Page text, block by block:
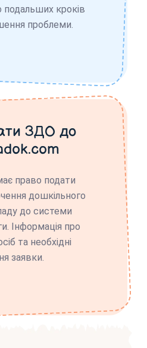
подальших кроків
проблеми.
ЗДО до
право подати
дошкільного
до системи
Інформація про
та необхідні
заявки.